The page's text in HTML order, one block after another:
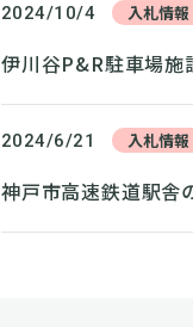
2024/10/4 入札情報
伊川谷P&R駐車場施
2024/6/21 入札情報
神戸市高速鉄道駅舎